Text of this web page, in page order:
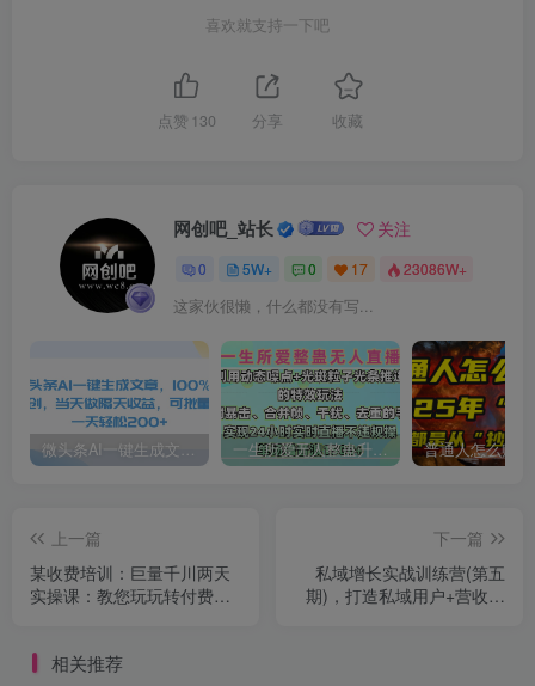
喜欢就支持一下吧
点赞 130 分享 收藏
网创吧_站长 关注
0 5W+ 0 17 23086W+
这家伙很懒，什么都没有写...
微头条AI一键生成文章，100%过原创，当天做隔天收益，可批量，一天轻松200+ 一生所爱无人整蛊升级版9.0，利用动态噪点+光斑粒子光条推进的特效玩法，内附暴击、合并帧、干扰、去重的手法，实现24小时实时直播不违规操，单场日入1500+，小白也能无脑驾驭
上一篇
某收费培训：巨量千川两天
实操课：教您玩玩转付费投
下一篇
私域增长实战训练营(第五
期)，打造私域用户+营收的
相关推荐